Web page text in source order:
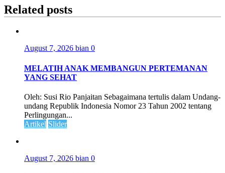
Related posts
August 7, 2026 bian 0
MELATIH ANAK MEMBANGUN PERTEMANAN
YANG SEHAT
Oleh: Susi Rio Panjaitan Sebagaimana tertulis dalam Undang-
undang Republik Indonesia Nomor 23 Tahun 2002 tentang
Perlingungan...
Artikel Slider
August 7, 2026 bian 0